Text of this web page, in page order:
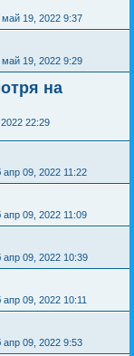
май 19, 2022 9:37
май 19, 2022 9:29
на
22:29
апр 09, 2022 11:22
апр 09, 2022 11:09
апр 09, 2022 10:39
апр 09, 2022 10:11
апр 09, 2022 9:53